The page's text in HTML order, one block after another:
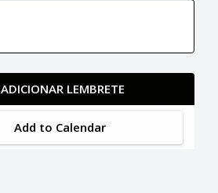
ADICIONAR LEMBRETE
Add to Calendar